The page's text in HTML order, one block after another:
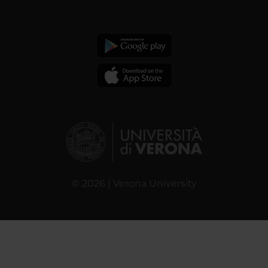
© 2026 | Verona University